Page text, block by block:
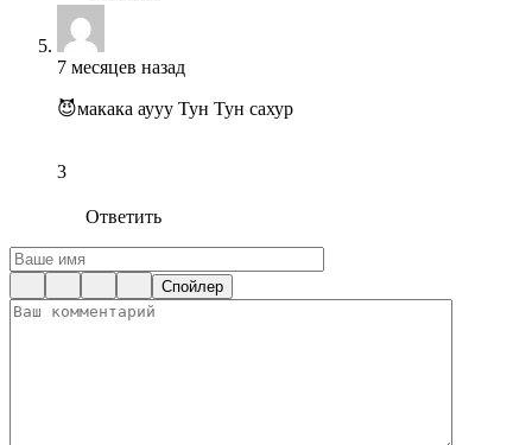
7 месяцев назад
😈макака аууу Тун Тун сахур
3
Ответить
Спойлер